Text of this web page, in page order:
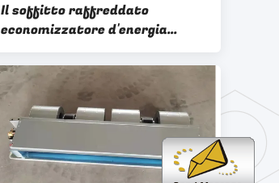
Il soffitto raffreddato
economizzatore d'energia
dell'acqua ha montato il
sistema del ventilconvettore di
FCU